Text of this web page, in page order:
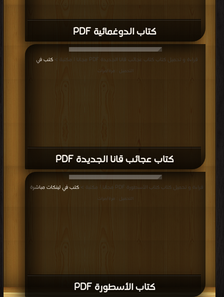
كتاب الدوغمائية PDF
كتاب عجائب قانا الجديدة PDF
قراءة و تحميل كتاب كتاب عجائب قانا الجديدة PDF مجانا | مكتبة > كتب في
التحميل : مرة/مرات
كتاب الأسطورة PDF
قراءة و تحميل كتاب كتاب الأسطورة PDF مجانا | مكتبة > كتب في لينكات مباشرة
التحميل : مرة/مرات